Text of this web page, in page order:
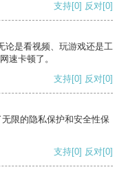
支持[0] 反对[0]
论是看视频、玩游戏还是工
速卡顿了。
支持[0] 反对[0]
限的隐私保护和安全性保
支持[0] 反对[0]